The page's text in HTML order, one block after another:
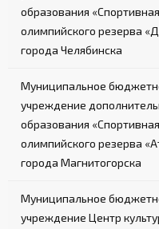
образования
олимпийского резерва
города Челябинска
Муниципальное
учреждение
образования
олимпийского резерва
города Магнитогорска
Муниципальное
учреждение Центр